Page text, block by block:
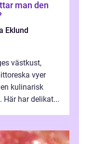
Eklund
västkust,
vyer
kulinarisk
Här har delikat...